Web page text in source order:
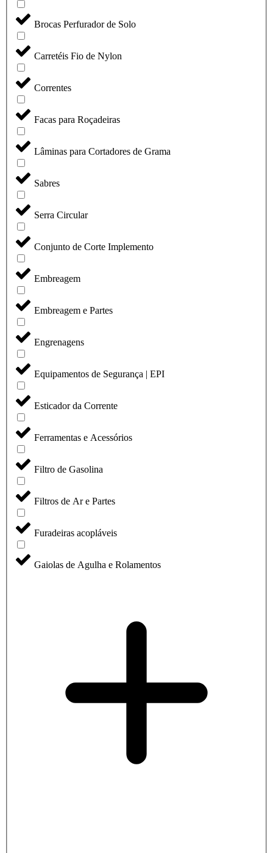
Brocas Perfurador de Solo
Carretéis Fio de Nylon
Correntes
Facas para Roçadeiras
Lâminas para Cortadores de Grama
Sabres
Serra Circular
Conjunto de Corte Implemento
Embreagem
Embreagem e Partes
Engrenagens
Equipamentos de Segurança | EPI
Esticador da Corrente
Ferramentas e Acessórios
Filtro de Gasolina
Filtros de Ar e Partes
Furadeiras acopláveis
Gaiolas de Agulha e Rolamentos